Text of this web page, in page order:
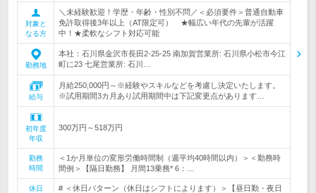
対象と
なる方
＼未経験歓迎！学歴・年齢・性別不問／＜必須要件＞普通自動車
免許取得後3年以上（AT限定可） ★幅広い年代の先輩が活躍
中！★柔軟なシフト対応可能
勤務地
本社：石川県金沢市長田2-25-25 南加賀営業所: 石川県小松市今江
町に23 七尾営業所: 石川…
給与
月給250,000円～※経験やスキルなどを考慮し決定いたします。
※試用期間3カ月あり試用期間中は下記変更点があります…
初年度
年収
300万円～518万円
勤務
時間
＜1か月単位の変形労働時間制（週平均40時間以内）＞＜勤務時
間例＞【隔日勤務】 月間13乗務* 6：…
休日
# ＜休日パターン（休日はシフトによります）＞【昼日勤・夜日